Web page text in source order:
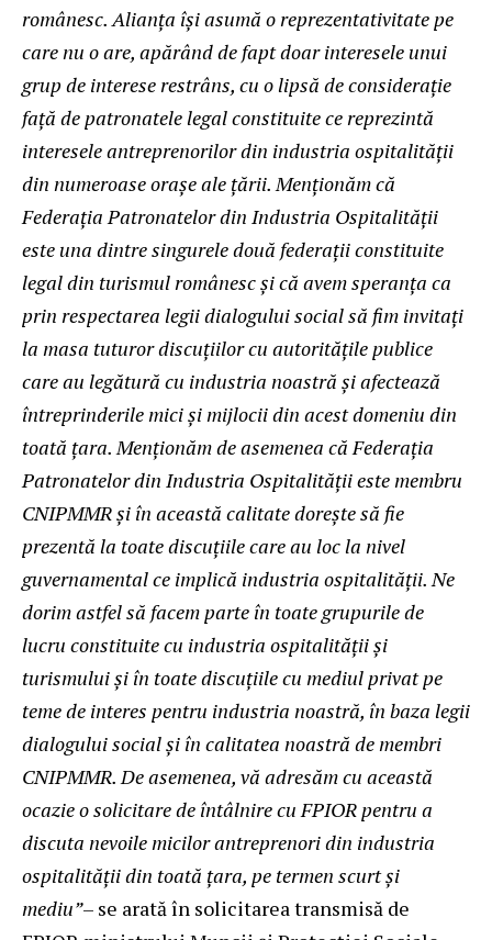
românesc. Alianța își asumă o reprezentativitate pe
care nu o are, apărând de fapt doar interesele unui
grup de interese restrâns, cu o lipsă de considerație
față de patronatele legal constituite ce reprezintă
interesele antreprenorilor din industria ospitalității
din numeroase orașe ale țării. Menționăm că
Federația Patronatelor din Industria Ospitalității
este una dintre singurele două federații constituite
legal din turismul românesc și că avem speranța ca
prin respectarea legii dialogului social să fim invitați
la masa tuturor discuțiilor cu autoritățile publice
care au legătură cu industria noastră și afectează
întreprinderile mici și mijlocii din acest domeniu din
toată țara. Menționăm de asemenea că Federația
Patronatelor din Industria Ospitalității este membru
CNIPMMR și în această calitate dorește să fie
prezentă la toate discuțiile care au loc la nivel
guvernamental ce implică industria ospitalității. Ne
dorim astfel să facem parte în toate grupurile de
lucru constituite cu industria ospitalității și
turismului și în toate discuțiile cu mediul privat pe
teme de interes pentru industria noastră, în baza legii
dialogului social și în calitatea noastră de membri
CNIPMMR. De asemenea, vă adresăm cu această
ocazie o solicitare de întâlnire cu FPIOR pentru a
discuta nevoile micilor antreprenori din industria
ospitalității din toată țara, pe termen scurt și
mediu”– se arată în solicitarea transmisă de